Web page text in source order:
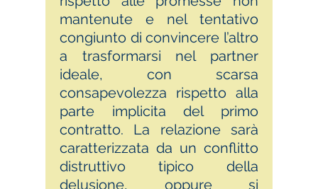
mantenute e nel tentativo
congiunto di convincere l’altro
a trasformarsi nel partner
ideale, con scarsa
consapevolezza rispetto alla
parte implicita del primo
contratto. La relazione sarà
caratterizzata da un conflitto
distruttivo tipico della
delusione, oppure si